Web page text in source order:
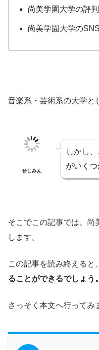
尚美学園大学の評判
尚美学園大学のSNS
音楽系・芸術系の大学と
せしみん
しかし
がいくつ
そこでこの記事では、尚
します。
この記事を読み終えると、
ることができるでしょう。
さっそく本文へ行ってみ